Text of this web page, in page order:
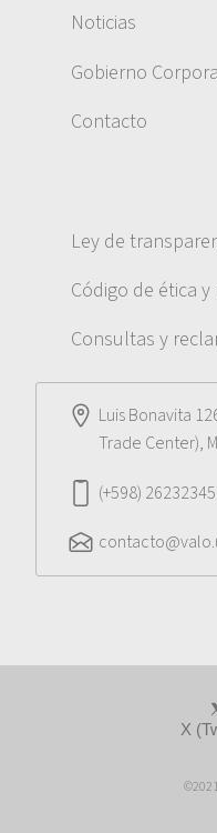
Noticias
Gobierno
Contacto
Ley de
Código de ética
Consultas y
Luis Bonavita
Trade Center),
(+598) 26232345
©2021
X